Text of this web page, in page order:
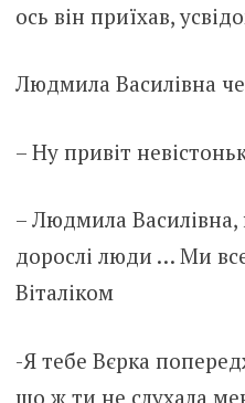
ось він приїхав,
Людмила Василівна
– Ну привіт
– Людмила Василівна,
дорослі люди … Ми
Віталіком
-Я тебе Вєрка
що ж ти не слухала